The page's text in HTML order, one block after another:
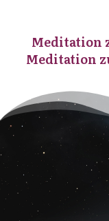
Meditation
Meditation